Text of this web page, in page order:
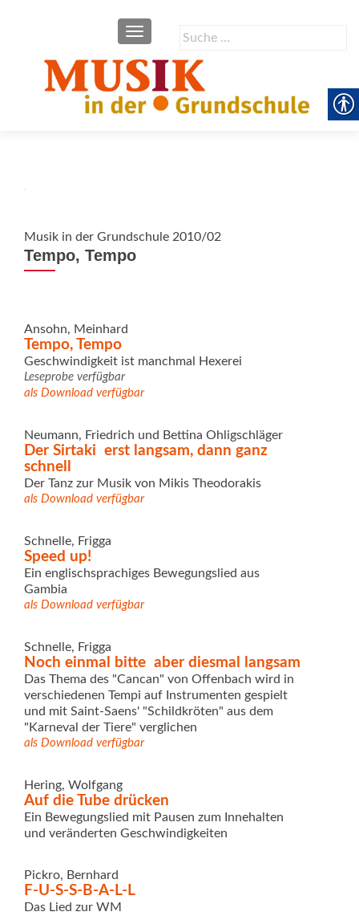
Suche
SCHALTE NAVIGATION
Musik in der Grundschule 2010/02
Tempo, Tempo
Ansohn, Meinhard
Tempo, Tempo
Geschwindigkeit ist manchmal Hexerei
Leseprobe verfügbar
als Download verfügbar
Neumann, Friedrich und Bettina Ohligschläger
Der Sirtaki  erst langsam, dann ganz
schnell
Der Tanz zur Musik von Mikis Theodorakis
als Download verfügbar
Schnelle, Frigga
Speed up!
Ein englischsprachiges Bewegungslied aus
Gambia
als Download verfügbar
Schnelle, Frigga
Noch einmal bitte  aber diesmal langsam
Das Thema des "Cancan" von Offenbach wird in
verschiedenen Tempi auf Instrumenten gespielt
und mit Saint-Saens' "Schildkröten" aus dem
"Karneval der Tiere" verglichen
als Download verfügbar
Hering, Wolfgang
Auf die Tube drücken
Ein Bewegungslied mit Pausen zum Innehalten
und veränderten Geschwindigkeiten
Pickro, Bernhard
F-U-S-S-B-A-L-L
Das Lied zur WM